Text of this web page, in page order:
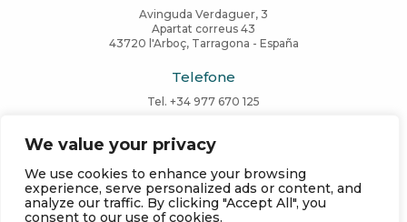
We value your privacy
We use cookies to enhance your browsing
experience, serve personalized ads or content, and
analyze our traffic. By clicking "Accept All", you
consent to our use of cookies.
Avinguda Verdaguer, 3
Apartat correus 43
43720 l'Arboç, Tarragona - España
Telefone
Tel. +34 977 670 125
Logística:logistica@mderivats.com
Administração:administracio@mderivats.com
Serviço ao cliente:cs@mderivats.com